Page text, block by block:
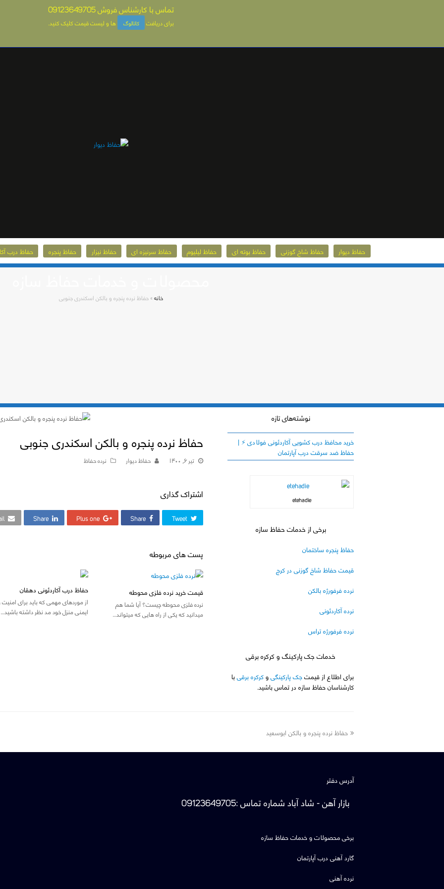
تماس با کارشناس فروش09123649705
برای دریافت کاتالوگ ها و لیست قیمت کلیک کنید.
حفاظ دیوار حفاظ شاخ گوزنی حفاظ بوته ای حفاظ لیلیوم حفاظ سرنیزه ای حفاظ نیزار حفاظ پنجره حفاظ درب
خانه»حفاظ نرده پنجره و بالکن اسکندری جنوبی
حفاظ نرده پنجره و بالکن اسکندری جنوبی
تیر ۶, ۱۴۰۰ حفاظ دیوار نرده حفاظ
اشتراک گذاری
Tweet
Share
Plus one
Share
پست های مربوطه
حفاظ درب آکاردئونی دهقان
از موردهای مهمی که باید برای
ایمنی منزل خود مد نظر داشته باشید…
قیمت خرید نرده فلزی محوطه
نرده فلزی محوطه چیست؟ آیا شما هم
میدانید که یکی از راه هایی که میتواند…
نوشته‌های تازه
خرید محافظ درب کشویی آکاردئونی فولادی ⚡️ |
حفاظ ضد سرقت درب آپارتمان
etehadie
برخی از خدمات حفاظ سازه
حفاظ پنجره ساختمان
قیمت حفاظ شاخ گوزنی در کرج
نرده فرفورژه بالکن
نرده آکاردئونی
نرده فرفورژه تراس
خدمات جک پارکینگ و کرکره برقی
برای اطلاع از قیمتجک پارکینگیوکرکره برقی با
کارشناسان حفاظ سازه در تماس باشید.
previous
حفاظ نرده پنجره و بالکن ابوسعید
آدرس دفتر
بازار آهن - شاد آبادشماره تماس:
09123649705
برخی محصولات و خدمات حفاظ سازه
گارد آهنی درب آپارتمان
نرده آهنی